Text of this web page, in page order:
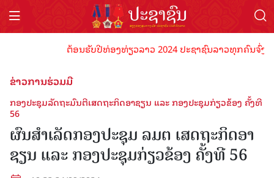
ຕ້ອນຮັບປີທ່ອງທ່ຽວລາວ 2024 ປະຊາຊົນລາວທຸກຄົນຈົ່ງພ້
ຂ່າວການຮ່ວມມື
ກອງປະຊຸມລັດຖະມົນຕີເສດຖະກິດອາຊຽນ ແລະ ກອງປະຊຸມກ່ຽວຂ້ອງ ຄັ້ງທີ
56
ຜົນສຳເລັດກອງປະຊຸມ ລມຕ ເສດຖະກິດອາ
ຊຽນ ແລະ ກອງປະຊຸມກ່ຽວຂ້ອງ ຄັ້ງທີ 56